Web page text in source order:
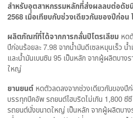
สำหรับอุตสาหกรรมหลักที่ส่งผลลบต่อดั
2568 เมื่อเทียบกับช่วงเดียวกันของปีก่อน
ผลิตภัณฑ์ที่ได้จากการกลั่นปิโตรเลียม หด
ปีก่อนร้อยละ 7.98 จากน้ำมันดีเซลหมุนเร็ว น้
และน้ำมันเบนซิน 95 เป็นหลัก จากผู้ผลิตบาง
ใหญ่
ยานยนต์ หดตัวลดลงจากช่วงเดียวกันของปี
บรรทุกปิคอัพ รถยนต์ไฮบริดไม่เกิน 1,800 ซี
รถยนต์นั่งขนาดใหญ่ เป็นหลัก จากผู้ผลิตบาง